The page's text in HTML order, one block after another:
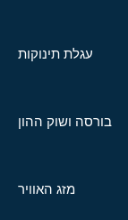
עגלת תינוקות
בורסה ושוק ההון
מזג האוויר